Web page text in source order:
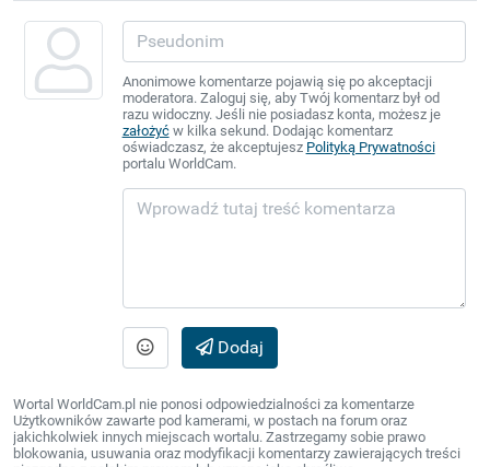
Anonimowe komentarze pojawią się po akceptacji
moderatora. Zaloguj się, aby Twój komentarz był od
razu widoczny. Jeśli nie posiadasz konta, możesz je
założyćw kilka sekund. Dodając komentarz
oświadczasz, że akceptujesz Polityką Prywatności
portalu WorldCam.
Dodaj
Wortal WorldCam.pl nie ponosi odpowiedzialności za komentarze
Użytkowników zawarte pod kamerami, w postach na forum oraz
jakichkolwiek innych miejscach wortalu. Zastrzegamy sobie prawo
blokowania, usuwania oraz modyfikacji komentarzy zawierających treści